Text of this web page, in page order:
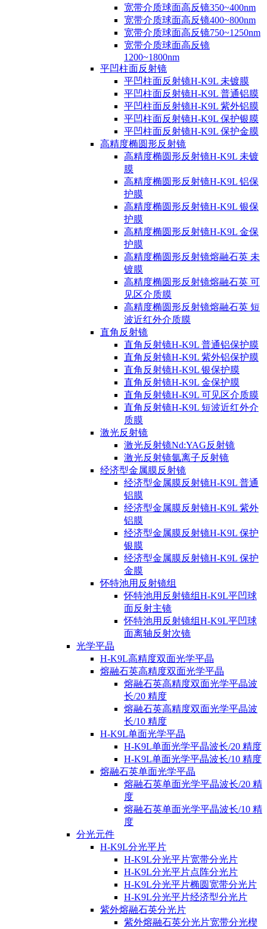
宽带介质球面高反镜350~400nm
宽带介质球面高反镜400~800nm
宽带介质球面高反镜750~1250nm
宽带介质球面高反镜
1200~1800nm
平凹柱面反射镜
平凹柱面反射镜H-K9L 未镀膜
平凹柱面反射镜H-K9L 普通铝膜
平凹柱面反射镜H-K9L 紫外铝膜
平凹柱面反射镜H-K9L 保护银膜
平凹柱面反射镜H-K9L 保护金膜
高精度椭圆形反射镜
高精度椭圆形反射镜H-K9L 未镀
膜
高精度椭圆形反射镜H-K9L 铝保
护膜
高精度椭圆形反射镜H-K9L 银保
护膜
高精度椭圆形反射镜H-K9L 金保
护膜
高精度椭圆形反射镜熔融石英 未
镀膜
高精度椭圆形反射镜熔融石英 可
见区介质膜
高精度椭圆形反射镜熔融石英 短
波近红外介质膜
直角反射镜
直角反射镜H-K9L 普通铝保护膜
直角反射镜H-K9L 紫外铝保护膜
直角反射镜H-K9L 银保护膜
直角反射镜H-K9L 金保护膜
直角反射镜H-K9L 可见区介质膜
直角反射镜H-K9L 短波近红外介
质膜
激光反射镜
激光反射镜Nd:YAG反射镜
激光反射镜氩离子反射镜
经济型金属膜反射镜
经济型金属膜反射镜H-K9L 普通
铝膜
经济型金属膜反射镜H-K9L 紫外
铝膜
经济型金属膜反射镜H-K9L 保护
银膜
经济型金属膜反射镜H-K9L 保护
金膜
怀特池用反射镜组
怀特池用反射镜组H-K9L平凹球
面反射主镜
怀特池用反射镜组H-K9L平凹球
面离轴反射次镜
光学平晶
H-K9L高精度双面光学平晶
熔融石英高精度双面光学平晶
熔融石英高精度双面光学平晶波
长/20 精度
熔融石英高精度双面光学平晶波
长/10 精度
H-K9L单面光学平晶
H-K9L单面光学平晶波长/20 精度
H-K9L单面光学平晶波长/10 精度
熔融石英单面光学平晶
熔融石英单面光学平晶波长/20 精
度
熔融石英单面光学平晶波长/10 精
度
分光元件
H-K9L分光平片
H-K9L分光平片宽带分光片
H-K9L分光平片点阵分光片
H-K9L分光平片椭圆宽带分光片
H-K9L分光平片经济型分光片
紫外熔融石英分光片
紫外熔融石英分光片宽带分光楔